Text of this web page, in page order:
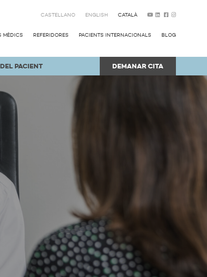
CASTELLANO ENGLISH CATALÀ
MÈDICS REFERIDORES PACIENTS INTERNACIONALS BLOG
PACIENT DEMANAR CITA